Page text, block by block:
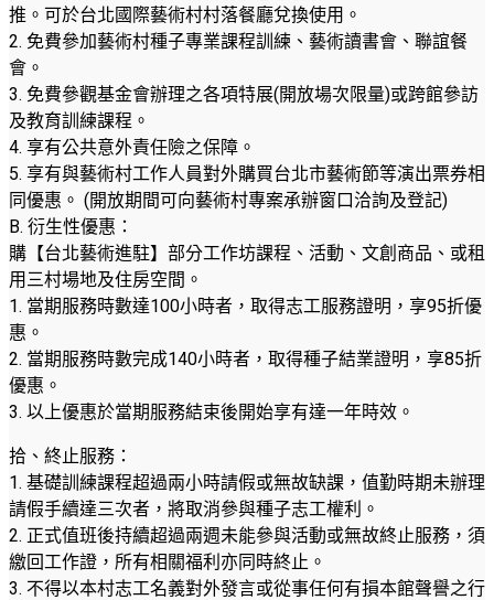
推。可於台北國際藝術村村落餐廳兌換使用。
2. 免費參加藝術村種子專業課程訓練、藝術讀書會、聯誼餐
會。
3. 免費參觀基金會辦理之各項特展(開放場次限量)或跨館參訪
及教育訓練課程。
4. 享有公共意外責任險之保障。
5. 享有與藝術村工作人員對外購買台北市藝術節等演出票券相
同優惠。 (開放期間可向藝術村專案承辦窗口洽詢及登記)
B. 衍生性優惠：
購【台北藝術進駐】部分工作坊課程、活動、文創商品、或租
用三村場地及住房空間。
1. 當期服務時數達100小時者，取得志工服務證明，享95折優
惠。
2. 當期服務時數完成140小時者，取得種子結業證明，享85折
優惠。
3. 以上優惠於當期服務結束後開始享有達一年時效。
拾、終止服務：
1. 基礎訓練課程超過兩小時請假或無故缺課，值勤時期未辦理
請假手續達三次者，將取消參與種子志工權利。
2. 正式值班後持續超過兩週未能參與活動或無故終止服務，須
繳回工作證，所有相關福利亦同時終止。
3. 不得以本村志工名義對外發言或從事任何有損本館聲譽之行